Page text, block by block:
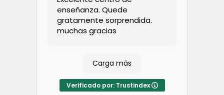
enseñanza. Quede
gratamente sorprendida.
muchas gracias
Carga más
Verificado por: Trustindex